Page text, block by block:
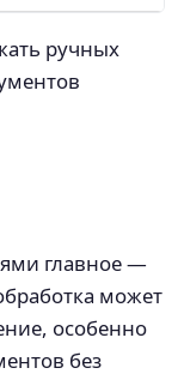
ручных
главное —
может
особенно
без